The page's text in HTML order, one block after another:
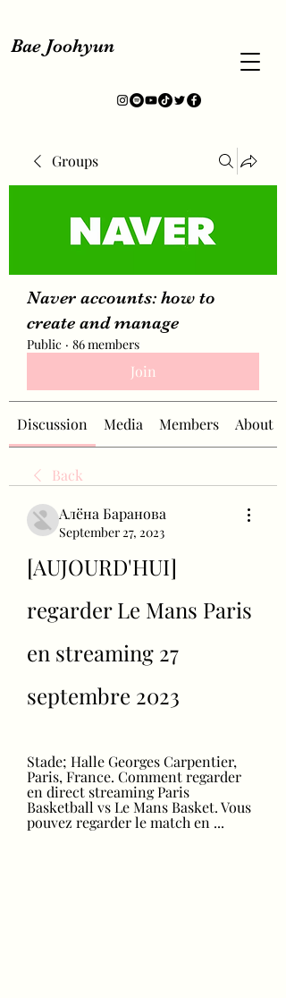
Bae Joohyun
Groups
Naver accounts: how to
create and manage
Public · 86 members
Join
Discussion Media Members About
Back
Алёна Баранова
September 27, 2023
[AUJOURD'HUI]
regarder Le Mans Paris
en streaming 27
septembre 2023
Stade; Halle Georges Carpentier,
Paris, France. Comment regarder
en direct streaming Paris
Basketball vs Le Mans Basket. Vous
pouvez regarder le match en ...